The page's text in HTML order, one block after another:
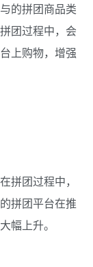
的拼团商品类
团过程中，会
上购物，增强
拼团过程中，
拼团平台在推
幅上升。